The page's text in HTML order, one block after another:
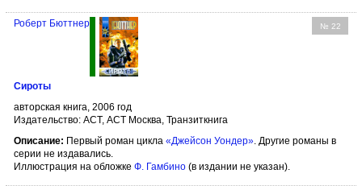
№ 22
Роберт Бюттнер
Сироты
авторская книга, 2006 год
Издательство: АСТ, АСТ Москва, Транзиткнига
Описание: Первый роман цикла «Джейсон Уондер». Другие романы в
серии не издавались.
Иллюстрация на обложке Ф. Гамбино (в издании не указан).